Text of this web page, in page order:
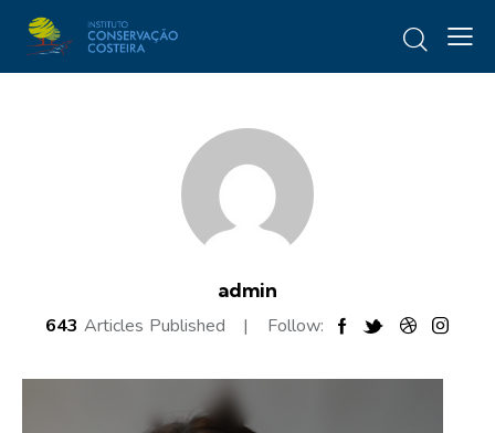
admin
643 Articles Published Follow: